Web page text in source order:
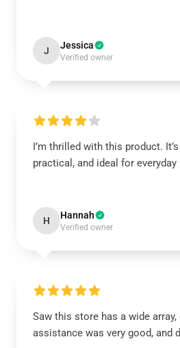
J Jessica
Verified owner
I’m thrilled with this product.
practical, and ideal for everyday
H Hannah
Verified owner
Saw this store has a wide
assistance was very good, and